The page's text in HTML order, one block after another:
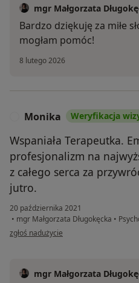
mgr Małgorzata
Bardzo dziękuję za miłe
mogłam pomóc!
8 lutego 2026
Monika Weryfikacja
Wspaniała Terapeutka.
profesjonalizm na
z całego serca za
jutro.
20 października 2021
• mgr Małgorzata Długokęcka •
w opinii użytkownika Monika
zgłoś nadużycie
mgr Małgorzata